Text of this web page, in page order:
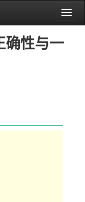
Toggle
确性与一